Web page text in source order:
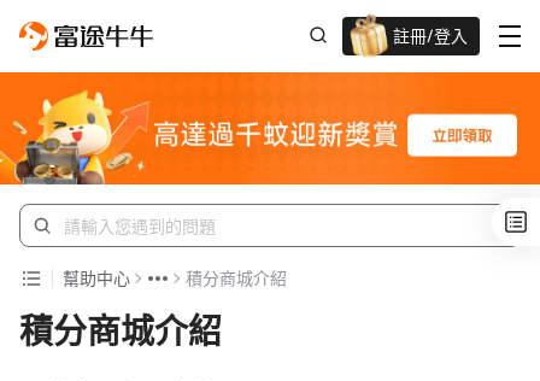
註冊/登入
幫助中心 積分商城介紹
積分商城介紹